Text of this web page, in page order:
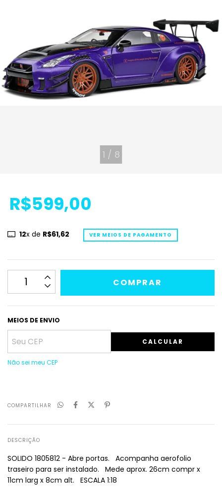
1 / 8
R$599,00
12x de R$61,62 VER MEIOS DE PAGAMENTO
MEIOS DE ENVIO
CALCULAR
Não sei meu CEP
COMPARTILHAR
DESCRIÇÃO
SOLIDO 1805812 - Abre portas. Acompanha aerofolio
traseiro para ser instalado. Mede aprox. 26cm compr x
11cm larg x 8cm alt. ESCALA 1:18